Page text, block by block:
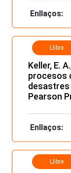
Enllaços:
Llibre
Keller, E.
procesos
Pearson
Enllaços:
Llibre